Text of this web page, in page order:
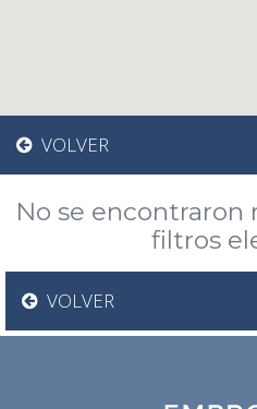
VOLVER
No se encontraron
filtros
VOLVER